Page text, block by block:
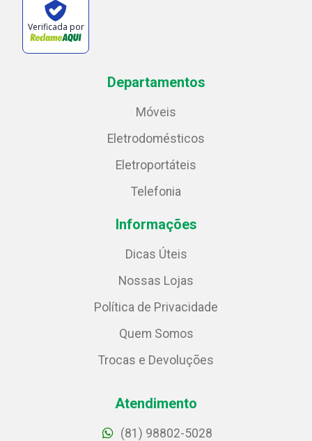
Verificada por
Departamentos
Móveis
Eletrodomésticos
Eletroportáteis
Telefonia
Informações
Dicas Úteis
Nossas Lojas
Política de Privacidade
Quem Somos
Trocas e Devoluções
Atendimento
(81) 98802-5028